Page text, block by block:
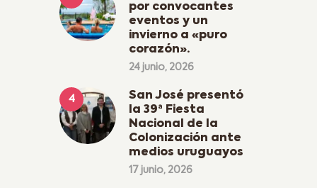
por convocantes
eventos y un
invierno a «puro
corazón».
24 junio, 2026
San José presentó
la 39ª Fiesta
Nacional de la
Colonización ante
medios uruguayos
17 junio, 2026